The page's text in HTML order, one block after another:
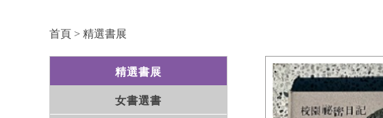
首頁 > 精選書展
精選書展
女書選書